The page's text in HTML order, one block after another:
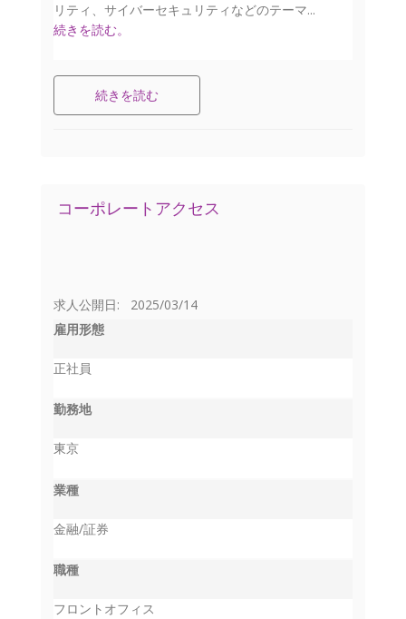
リティ、サイバーセキュリティなどのテーマ...
続きを読む。
続きを読む
コーポレートアクセス
求人公開日: 2025/03/14
雇用形態
正社員
勤務地
東京
業種
金融/証券
職種
フロントオフィス